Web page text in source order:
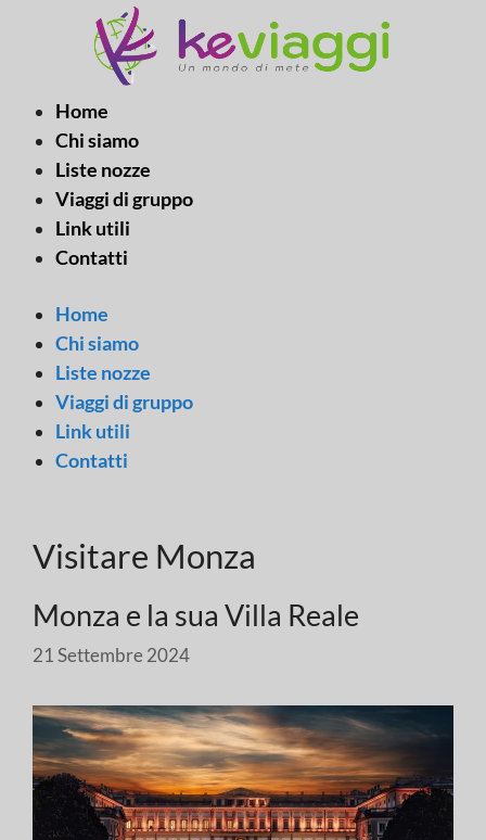
Home
Chi siamo
Liste nozze
Viaggi di gruppo
Link utili
Contatti
Home
Chi siamo
Liste nozze
Viaggi di gruppo
Link utili
Contatti
Visitare Monza
Monza e la sua Villa Reale
21 Settembre 2024